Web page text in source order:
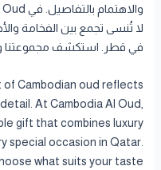
لا تُنسى تجمع بين الفخامة
في قطر. استكشف مجموعتنا
of Cambodian oud reflects
At Cambodia Al Oud,
gift that combines luxury
special occasion in Qatar.
what suits your taste.